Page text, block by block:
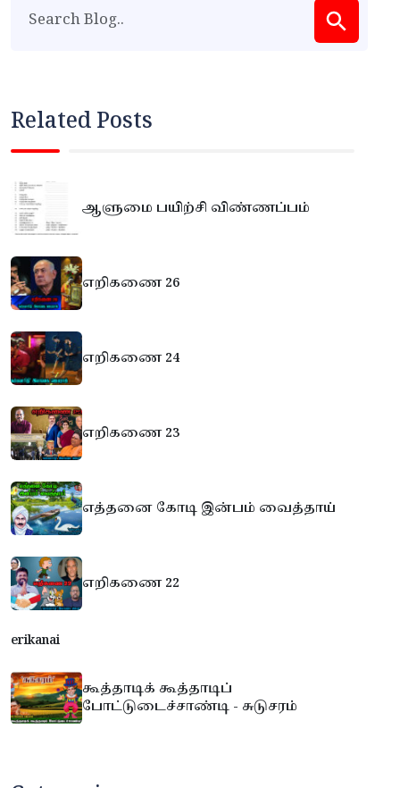
Related Posts
ஆளுமை பயிற்சி விண்ணப்பம்
எறிகணை 26
எறிகணை 24
எறிகணை 23
எத்தனை கோடி இன்பம் வைத்தாய்
எறிகணை 22
erikanai
கூத்தாடிக் கூத்தாடிப்
போட்டுடைச்சாண்டி - சுடுசரம்